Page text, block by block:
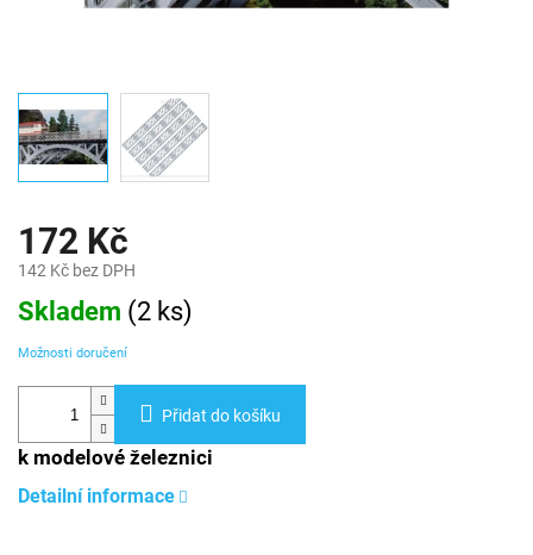
172 Kč
142 Kč bez DPH
Měrná
cena:
Skladem (2 ks)
Možnosti doručení
Přidat do košíku
k modelové železnici
Detailní informace